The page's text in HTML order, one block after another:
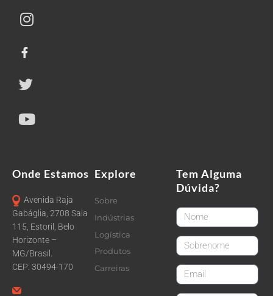
Onde Estamos
Avenida Raja
Gabáglia, 2708 Sala
115, Estoril, Belo
Horizonte –
MG/Brasil.
CEP: 30494-170
Explore
Sobre
Indústrias
Logística
Produtos
Carreiras
Tem Alguma
Dúvida?
FirstName
LastName
email